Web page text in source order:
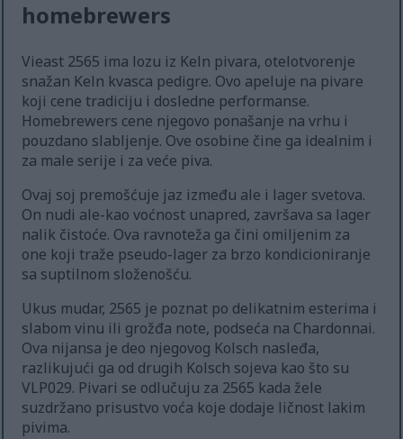
homebrewers
Vieast 2565 ima lozu iz Keln pivara, otelotvorenje
snažan Keln kvasca pedigre. Ovo apeluje na pivare
koji cene tradiciju i dosledne performanse.
Homebrewers cene njegovo ponašanje na vrhu i
pouzdano slabljenje. Ove osobine čine ga idealnim i
za male serije i za veće piva.
Ovaj soj premošćuje jaz između ale i lager svetova.
On nudi ale-kao voćnost unapred, završava sa lager
nalik čistoće. Ova ravnoteža ga čini omiljenim za
one koji traže pseudo-lager za brzo kondicioniranje
sa suptilnom složenošću.
Ukus mudar, 2565 je poznat po delikatnim esterima i
slabom vinu ili grožđa note, podseća na Chardonnai.
Ova nijansa je deo njegovog Kolsch nasleđa,
razlikujući ga od drugih Kolsch sojeva kao što su
VLP029. Pivari se odlučuju za 2565 kada žele
suzdržano prisustvo voća koje dodaje ličnost lakim
pivima.